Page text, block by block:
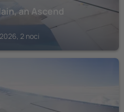
an Ascend
2 noci